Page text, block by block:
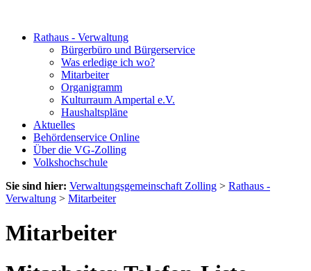
Rathaus - Verwaltung
Bürgerbüro und Bürgerservice
Was erledige ich wo?
Mitarbeiter
Organigramm
Kulturraum Ampertal e.V.
Haushaltspläne
Aktuelles
Behördenservice Online
Über die VG-Zolling
Volkshochschule
Sie sind hier: Verwaltungsgemeinschaft Zolling > Rathaus -
Verwaltung > Mitarbeiter
Mitarbeiter